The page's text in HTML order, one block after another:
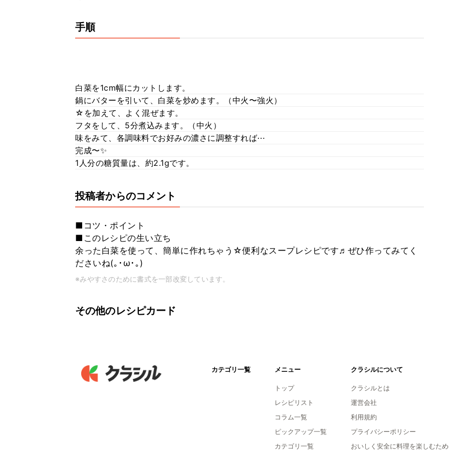
手順
白菜を1cm幅にカットします。
鍋にバターを引いて、白菜を炒めます。（中火〜強火）
☆を加えて、よく混ぜます。
フタをして、5分煮込みます。（中火）
味をみて、各調味料でお好みの濃さに調整すれば⋯
完成〜✨
1人分の糖質量は、約2.1gです。
投稿者からのコメント
■コツ・ポイント
■このレシピの生い立ち
余った白菜を使って、簡単に作れちゃう☆便利なスープレシピです♬ぜひ作ってみてく
ださいね(｡･ω･｡)
※みやすさのために書式を一部改変しています。
その他のレシピカード
カテゴリ一覧 メニュー
トップ
レシピリスト
コラム一覧
ピックアップ一覧
カテゴリ一覧
クラシルについて
クラシルとは
運営会社
利用規約
プライバシーポリシー
おいしく安全に料理を楽しむため